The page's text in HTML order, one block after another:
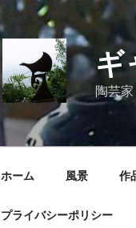
ギ
陶芸
ホーム 風景 作
プライバシーポリシー